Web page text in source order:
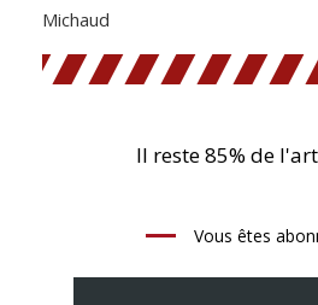
Michaud
Il reste 85% de
Vous êtes